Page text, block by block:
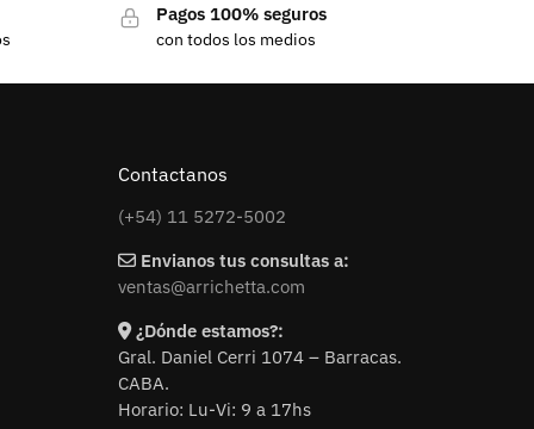
Pagos 100% seguros
con todos los medios
Contactanos
(+54) 11 5272-5002
Envianos tus consultas a:
ventas@arrichetta.com
¿Dónde estamos?:
Gral. Daniel Cerri 1074 – Barracas.
CABA.
Horario: Lu-Vi: 9 a 17hs